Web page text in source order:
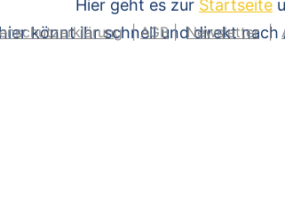
Hier geht es zur Startseite
könnt ihr schnell und direkt
|AGB|Newsletter|